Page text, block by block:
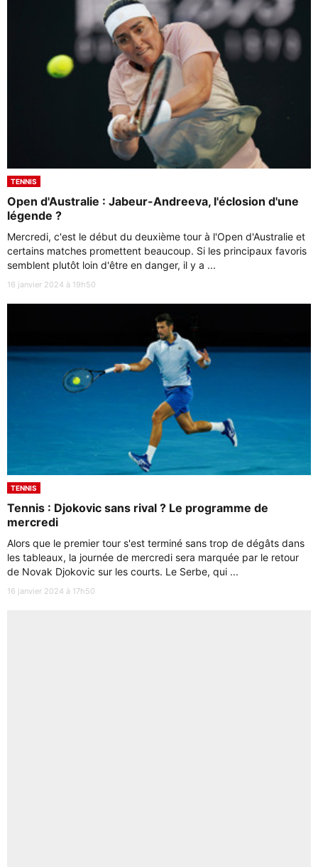
TENNIS
Open d'Australie : Jabeur-Andreeva, l'éclosion d'une
légende ?
Mercredi, c'est le début du deuxième tour à l'Open d'Australie et
certains matches promettent beaucoup. Si les principaux favoris
semblent plutôt loin d'être en danger, il y a ...
16 janvier 2024 à 19h50
TENNIS
Tennis : Djokovic sans rival ? Le programme de
mercredi
Alors que le premier tour s'est terminé sans trop de dégâts dans
les tableaux, la journée de mercredi sera marquée par le retour
de Novak Djokovic sur les courts. Le Serbe, qui ...
16 janvier 2024 à 17h50